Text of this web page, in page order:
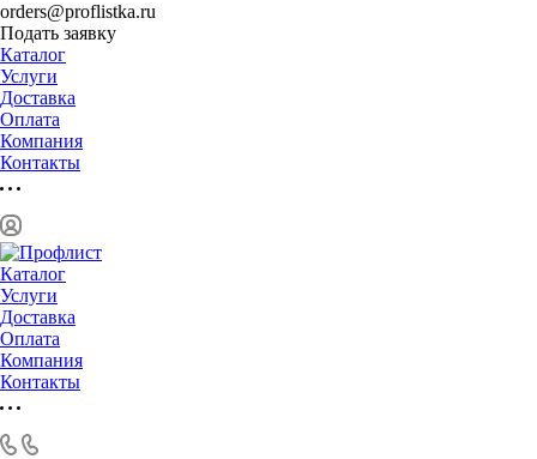
orders@proflistka.ru
Подать заявку
Каталог
Услуги
Доставка
Оплата
Компания
Контакты
Каталог
Услуги
Доставка
Оплата
Компания
Контакты